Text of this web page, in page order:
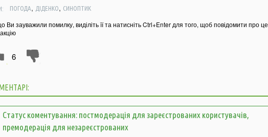
ПОГОДА, ДІДЕНКО, СИНОПТИК
Ви зауважили помилку, виділіть її та натисніть Ctrl+Enter для того, щоб повідомити про це
6
Статус коментування: постмодерація для зареєстрованих користувачів,
премодерація для незареєстрованих